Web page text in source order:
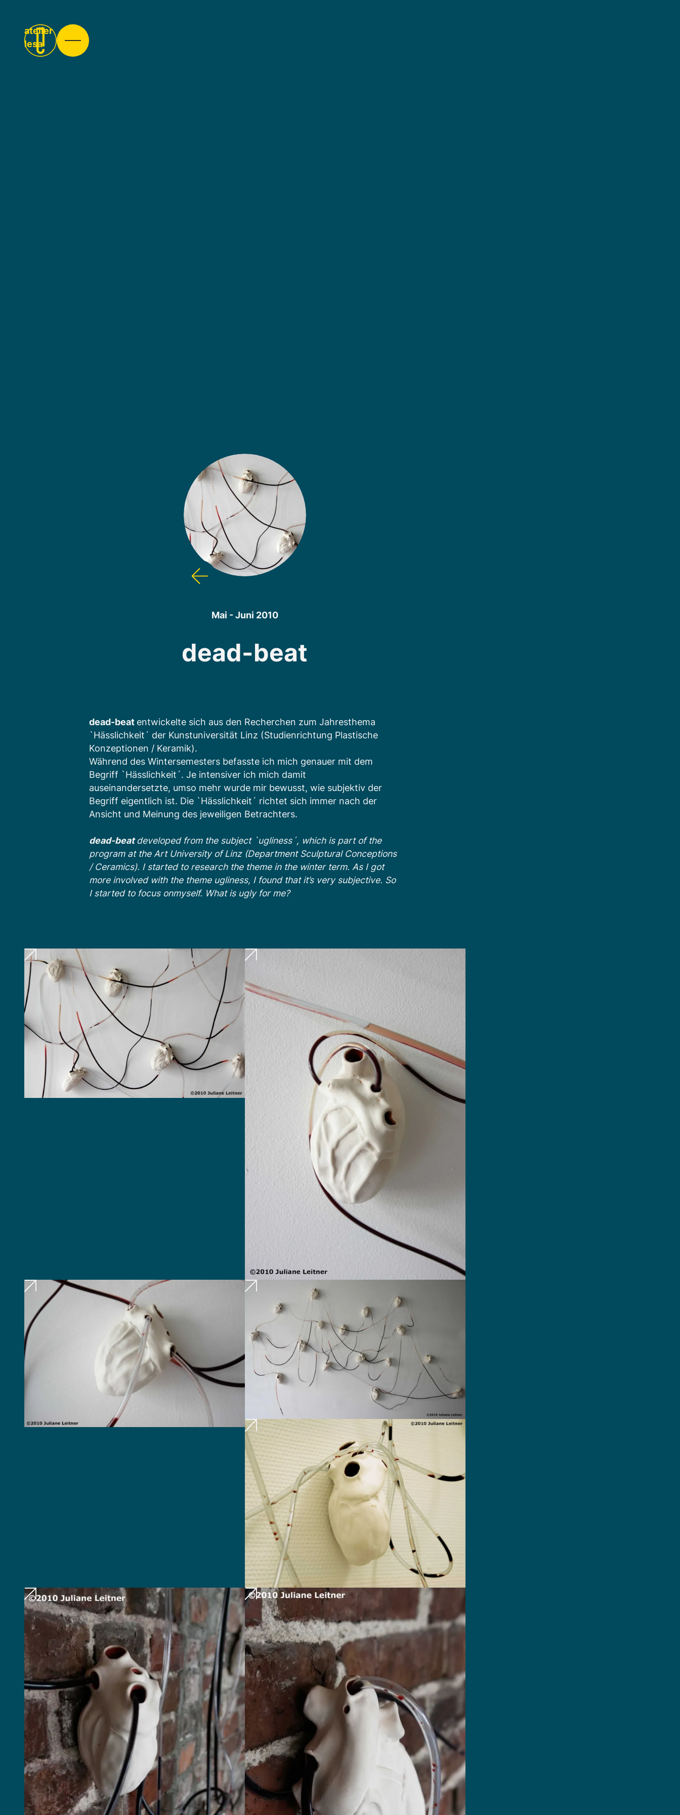
atelier
lesa
Mai - Juni 2010
dead-beat
dead-beat entwickelte sich aus den Recherchen zum Jahresthema
`Hässlichkeit´ der Kunstuniversität Linz (Studienrichtung Plastische
Konzeptionen / Keramik).
Während des Wintersemesters befasste ich mich genauer mit dem
Begriff `Hässlichkeit´. Je intensiver ich mich damit
auseinandersetzte, umso mehr wurde mir bewusst, wie subjektiv der
Begriff eigentlich ist. Die `Hässlichkeit´ richtet sich immer nach der
Ansicht und Meinung des jeweiligen Betrachters.
dead-beatdeveloped from the subject `ugliness´, which is part of the
program at the Art University of Linz (Department Sculptural Conceptions
/ Ceramics). I started to research the theme in the winter term. As I got
more involved with the theme ugliness, I found that it’s very subjective. So
I started to focus onmyself. What is ugly for me?